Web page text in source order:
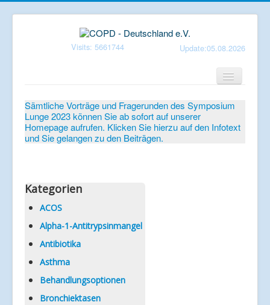
Visits: 5661744 Update:05.08.2026
Verein
Patientenbroschüren
Mediathek
Aktuelles
Veranstaltungen
Informationen
Sämtliche Vorträge und Fragerunden des Symposium
Lunge 2023 können Sie ab sofort auf unserer
Homepage aufrufen. Klicken Sie hierzu auf den Infotext
und Sie gelangen zu den Beiträgen.
Kategorien
ACOS
Alpha-1-Antitrypsinmangel
Antibiotika
Asthma
Behandlungsoptionen
Bronchiektasen